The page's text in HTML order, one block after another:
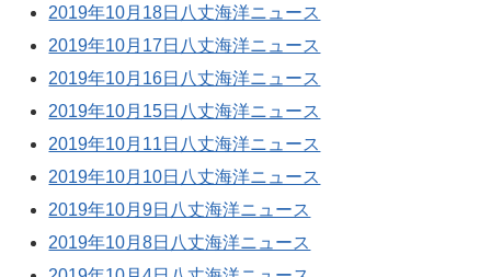
2019年10月18日八丈海洋ニュース
2019年10月17日八丈海洋ニュース
2019年10月16日八丈海洋ニュース
2019年10月15日八丈海洋ニュース
2019年10月11日八丈海洋ニュース
2019年10月10日八丈海洋ニュース
2019年10月9日八丈海洋ニュース
2019年10月8日八丈海洋ニュース